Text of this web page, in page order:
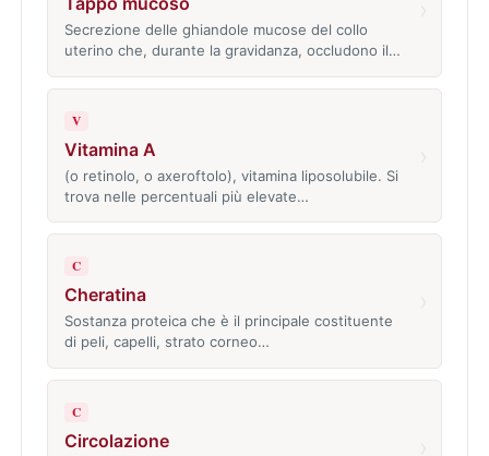
Secrezione delle ghiandole mucose del collo
uterino che, durante la gravidanza, occludono il…
V
Vitamina A
(o retinolo, o axeroftolo), vitamina liposolubile. Si
trova nelle percentuali più elevate…
C
Cheratina
Sostanza proteica che è il principale costituente
di peli, capelli, strato corneo…
C
Circolazione